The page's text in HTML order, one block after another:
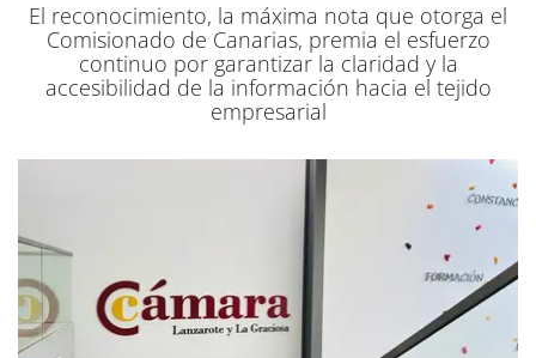
El reconocimiento, la máxima nota que otorga el
Comisionado de Canarias, premia el esfuerzo
continuo por garantizar la claridad y la
accesibilidad de la información hacia el tejido
empresarial